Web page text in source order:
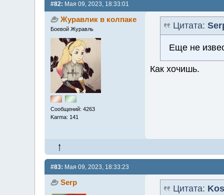
#82: Мая 09, 2023, 18:33:01
Журавлик в колпаке
Боевой Журавль
Сообщений: 4263
Karma: 141
Цитата:
Еще не
Как хочишь.
#83: Мая 09, 2023, 18:33:23
Serp
Цитата: